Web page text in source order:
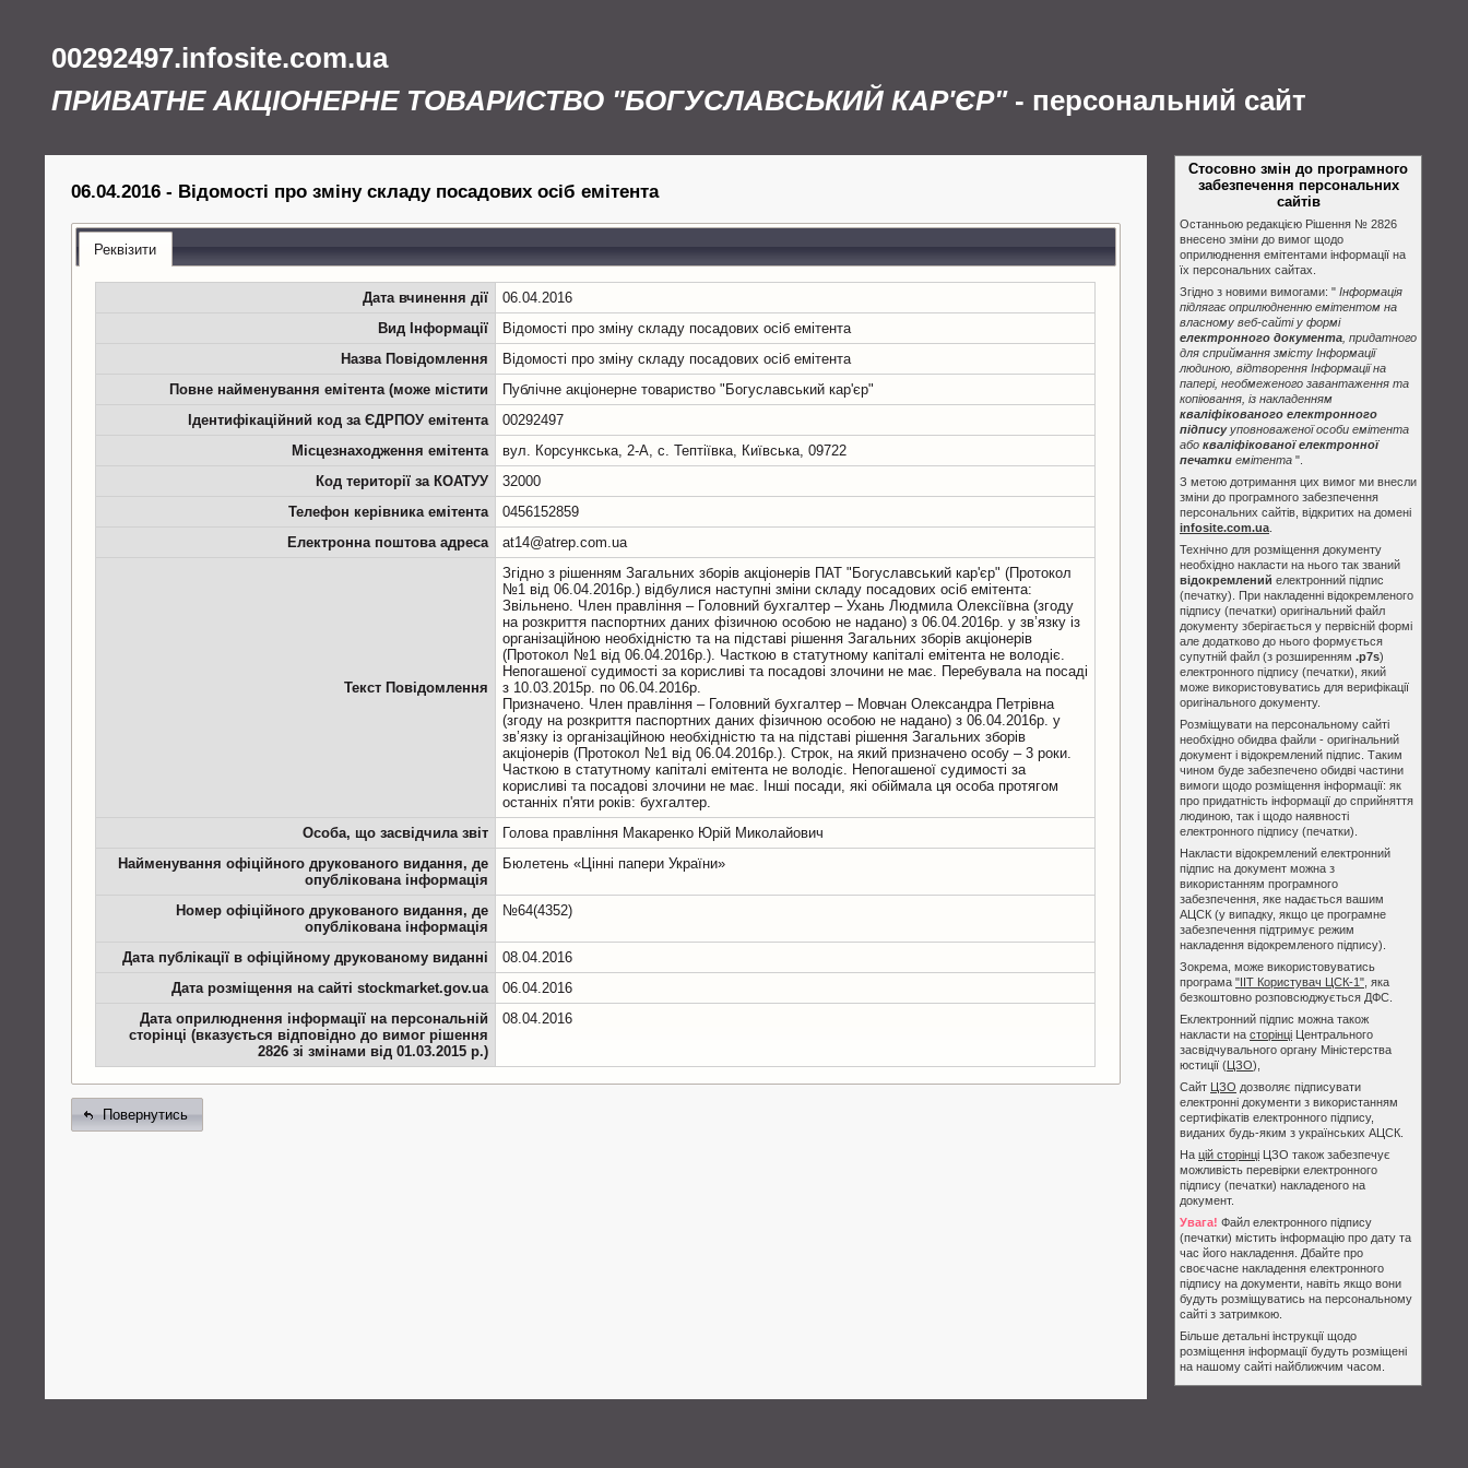
00292497.infosite.com.ua
ПРИВАТНЕ АКЦІОНЕРНЕ ТОВАРИСТВО "БОГУСЛАВСЬКИЙ КАР'ЄР"- персональний сайт
06.04.2016 - Відомості про зміну складу посадових осіб емітента
Реквізити
Дата вчинення дії
06.04.2016
Вид Інформації
Відомості про зміну складу посадових осіб емітента
Назва Повідомлення
Відомості про зміну складу посадових осіб емітента
Повне найменування емітента (може містити
Публічне акціонерне товариство "Богуславський кар'єр"
Ідентифікаційний код за ЄДРПОУ емітента
00292497
Місцезнаходження емітента
вул. Корсункська, 2-А, с. Тептіївка, Київська, 09722
Код території за КОАТУУ
32000
Телефон керівника емітента
0456152859
Електронна поштова адреса
at14@atrep.com.ua
Текст Повідомлення
Згідно з рішенням Загальних зборів акціонерів ПАТ "Богуславський кар'єр" (Протокол
№1 від 06.04.2016р.) відбулися наступні зміни складу посадових осіб емітента:
Звільнено. Член правління – Головний бухгалтер – Ухань Людмила Олексiївна (згоду
на розкриття паспортних даних фізичною особою не надано) з 06.04.2016р. у зв’язку із
організаційною необхідністю та на підставі рішення Загальних зборів акціонерів
(Протокол №1 від 06.04.2016р.). Часткою в статутному капіталі емітента не володіє.
Непогашеної судимості за корисливі та посадові злочини не має. Перебувала на посаді
з 10.03.2015р. по 06.04.2016р.
Призначено. Член правління – Головний бухгалтер – Мовчан Олександра Петрівна
(згоду на розкриття паспортних даних фізичною особою не надано) з 06.04.2016р. у
зв’язку із організаційною необхідністю та на підставі рішення Загальних зборів
акціонерів (Протокол №1 від 06.04.2016р.). Строк, на який призначено особу – 3 роки.
Часткою в статутному капіталі емітента не володіє. Непогашеної судимості за
корисливі та посадові злочини не має. Інші посади, які обіймала ця особа протягом
останніх п'яти років: бухгалтер.
Особа, що засвідчила звіт
Голова правління Макаренко Юрій Миколайович
Найменування офіційного друкованого видання, де
опублікована інформація
Бюлетень «Цінні папери України»
Номер офіційного друкованого видання, де
опублікована інформація
№64(4352)
Дата публікації в офіційному друкованому виданні
08.04.2016
Дата розміщення на сайті stockmarket.gov.ua
06.04.2016
Дата оприлюднення інформації на персональній
сторінці (вказується відповідно до вимог рішення
2826 зі змінами від 01.03.2015 р.)
08.04.2016
Повернутись
Стосовно змін до програмного
забезпечення персональних
сайтів
Останньою редакцією Рішення № 2826
внесено зміни до вимог щодо
оприлюднення емітентами інформації на
їх персональних сайтах.
Згідно з новими вимогами: " Інформація
підлягає оприлюдненню емітентом на
власному веб-сайті у формі
електронного документа , придатного
для сприймання змісту Інформації
людиною, відтворення Інформації на
папері, необмеженого завантаження та
копіювання, із накладенням
кваліфікованого електронного
підписууповноваженої особи емітента
або кваліфікованої електронної
печатки емітента ".
З метою дотримання цих вимог ми внесли
зміни до програмного забезпечення
персональних сайтів, відкритих на домені
infosite.com.ua
Технічно для розміщення документу
необхідно накласти на нього так званий
відокремлений електронний підпис
(печатку). При накладенні відокремленого
підпису (печатки) оригінальний файл
документу зберігається у первісній формі
але додатково до нього формується
супутній файл (з розширенням .p7s)
електронного підпису (печатки), який
може використовуватись для верифікації
оригінального документу.
Розміщувати на персональному сайті
необхідно обидва файли - оригінальний
документ і відокремлений підпис. Таким
чином буде забезпечено обидві частини
вимоги щодо розміщення інформації: як
про придатність інформації до сприйняття
людиною, так і щодо наявності
електронного підпису (печатки).
Накласти відокремлений електронний
підпис на документ можна з
використанням програмного
забезпечення, яке надається вашим
АЦСК (у випадку, якщо це програмне
забезпечення підтримує режим
накладення відокремленого підпису).
Зокрема, може використовуватись
програма "ІІТ Користувач ЦСК-1" , яка
безкоштовно розповсюджується ДФС.
Еклектронний підпис можна також
накласти на сторінці Центрального
засвідчувального органу Міністерства
юстиції (ЦЗО),
Сайт ЦЗО дозволяє підписувати
електронні документи з використанням
сертифікатів електронного підпису,
виданих будь-яким з українських АЦСК.
На цій сторінці ЦЗО також забезпечує
можливість перевірки електронного
підпису (печатки) накладеного на
документ.
Увага! Файл електронного підпису
(печатки) містить інформацію про дату та
час його накладення. Дбайте про
своєчасне накладення електронного
підпису на документи, навіть якщо вони
будуть розміщуватись на персональному
сайті з затримкою.
Більше детальні інструкції щодо
розміщення інформації будуть розміщені
на нашому сайті найближчим часом.